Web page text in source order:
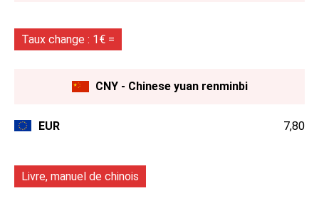
Taux change : 1€ =
CNY - Chinese yuan renminbi
EUR 7,80
Livre, manuel de chinois